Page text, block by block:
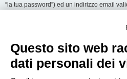
“la tua password”) ed un indirizzo email
alle informazioni di nome utente,
obbligatoria o opzionale, è a totale
hai la possibilità di selezionare quali delle
essere rese pubbliche. All’interno del tuo
Questo sito web
dati personali dei